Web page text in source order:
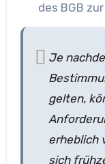
des BGB
Je
gelten,
erheblich
sich